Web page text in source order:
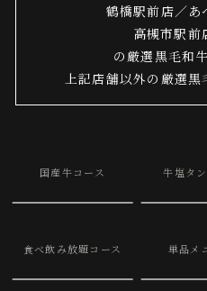
鶴橋駅前店／あ
高槻市駅前
の厳選黒毛和
上記店舗以外の厳選
国産牛コース 牛塩タ
食べ飲み放題コース 単品メ